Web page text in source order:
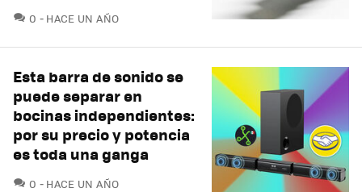
0 COMENTARIOS
HACE UN AÑO
Esta barra de sonido se
puede separar en
bocinas independientes:
por su precio y potencia
es toda una ganga
0 COMENTARIOS
HACE UN AÑO